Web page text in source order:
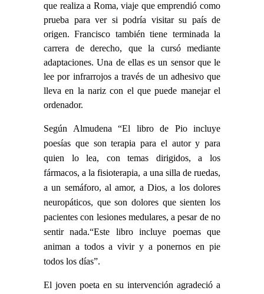
que realiza a Roma, viaje que emprendió como
prueba para ver si podría visitar su país de
origen. Francisco también tiene terminada la
carrera de derecho, que la cursó mediante
adaptaciones. Una de ellas es un sensor que le
lee por infrarrojos a través de un adhesivo que
lleva en la nariz con el que puede manejar el
ordenador.
Según Almudena “El libro de Pio incluye
poesías que son terapia para el autor y para
quien lo lea, con temas dirigidos, a los
fármacos, a la fisioterapia, a una silla de ruedas,
a un semáforo, al amor, a Dios, a los dolores
neuropáticos, que son dolores que sienten los
pacientes con lesiones medulares, a pesar de no
sentir nada.“Este libro incluye poemas que
animan a todos a vivir y a ponernos en pie
todos los días”.
El joven poeta en su intervención agradeció a